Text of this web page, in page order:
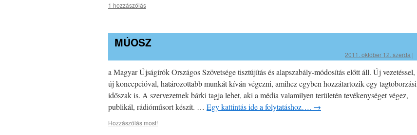
1 hozzászólás
MÚOSZ
2011. október 12. szerda |
a Magyar Újságírók Országos Szövetsége tisztújítás és alapszabály-módosítás előtt áll. Új vezetéssel,
új koncepcióval, határozottabb munkát kíván végezni, amihez egyben hozzátartozik egy tagtoborzási
időszak is. A szervezetnek bárki tagja lehet, aki a média valamilyen területén tevékenységet végez,
publikál, rádióműsort készít. … Egy kattintás ide a folytatáshoz…. →
Hozzászólás most!